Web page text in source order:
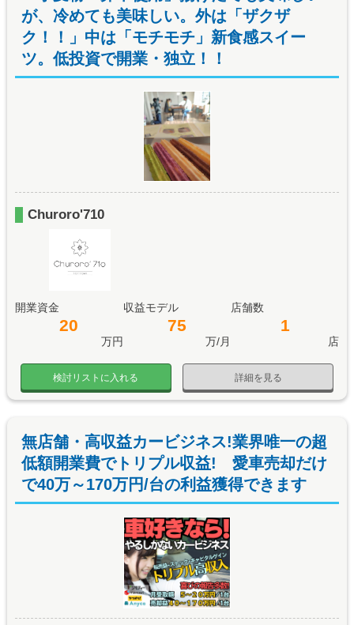
が、冷めても美味しい。外は「ザクザ
ク！！」中は「モチモチ」新食感スイー
ツ。低投資で開業・独立！！
Churoro'710
開業資金
20
万円
収益モデル
75
万/月
店舗数
1
店
詳細を見る
検討リストに入れる
無店舗・高収益カービジネス!業界唯一の超
低額開業費でトリプル収益! 愛車売却だけ
で40万～170万円/台の利益獲得できます